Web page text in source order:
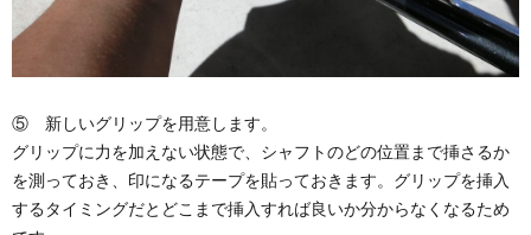
⑤ 新しいグリップを用意します。
グリップに力を加えない状態で、シャフトのどの位置まで挿さるか
を測っておき、印になるテープを貼っておきます。グリップを挿入
するタイミングだとどこまで挿入すれば良いか分からなくなるため